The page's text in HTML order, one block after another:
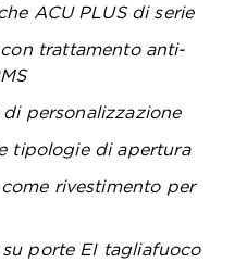
ACU PLUS di serie
trattamento anti-
personalizzazione
tipologie di apertura
rivestimento per
porte EI tagliafuoco